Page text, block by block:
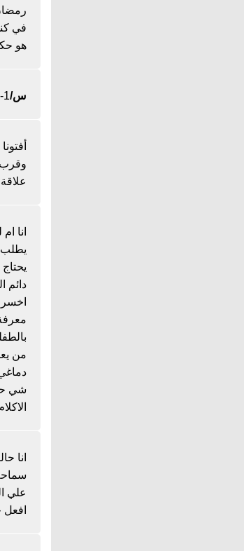
هو
س/1- ما هي الجنابة؟
وقرب
انا
يطلب
دائم
من
شي
انا
علي